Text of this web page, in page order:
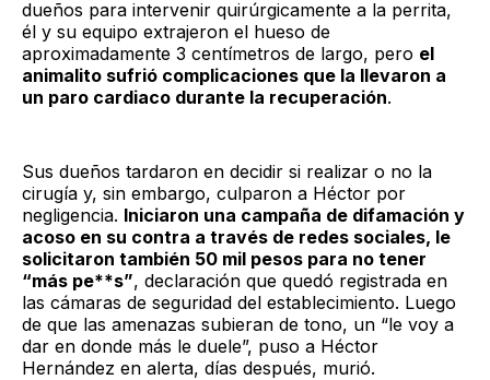
dueños para intervenir quirúrgicamente a la perrita,
él y su equipo extrajeron el hueso de
aproximadamente 3 centímetros de largo, pero el
animalito sufrió complicaciones que la llevaron a
un paro cardiaco durante la recuperación.
Sus dueños tardaron en decidir si realizar o no la
cirugía y, sin embargo, culparon a Héctor por
negligencia. Iniciaron una campaña de difamación y
acoso en su contra a través de redes sociales, le
solicitaron también 50 mil pesos para no tener
“más pe**s”, declaración que quedó registrada en
las cámaras de seguridad del establecimiento. Luego
de que las amenazas subieran de tono, un “le voy a
dar en donde más le duele”, puso a Héctor
Hernández en alerta, días después, murió.